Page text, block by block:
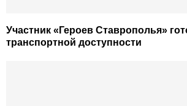
Участник «Героев Ставрополья»
транспортной доступности